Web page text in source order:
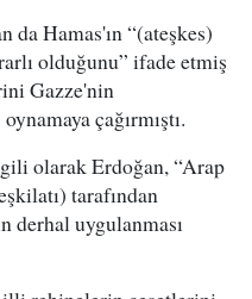
da Hamas'ın “(ateşkes)
olduğunu” ifade etmiş
Gazze'nin
çağırmıştı.
olarak Erdoğan, “Arap
tarafından
derhal uygulanması